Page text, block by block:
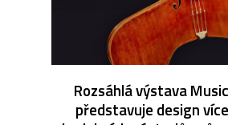
Rozsáhlá výstava
představuje design